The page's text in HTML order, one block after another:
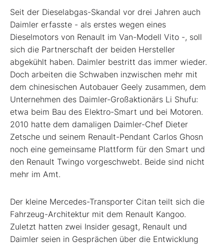
Seit der Dieselabgas-Skandal vor drei Jahren auch
Daimler erfasste - als erstes wegen eines
Dieselmotors von Renault im Van-Modell Vito -, soll
sich die Partnerschaft der beiden Hersteller
abgekühlt haben. Daimler bestritt das immer wieder.
Doch arbeiten die Schwaben inzwischen mehr mit
dem chinesischen Autobauer Geely zusammen, dem
Unternehmen des Daimler-Großaktionärs Li Shufu:
etwa beim Bau des Elektro-Smart und bei Motoren.
2010 hatte dem damaligen Daimler-Chef Dieter
Zetsche und seinem Renault-Pendant Carlos Ghosn
noch eine gemeinsame Plattform für den Smart und
den Renault Twingo vorgeschwebt. Beide sind nicht
mehr im Amt.
Der kleine Mercedes-Transporter Citan teilt sich die
Fahrzeug-Architektur mit dem Renault Kangoo.
Zuletzt hatten zwei Insider gesagt, Renault und
Daimler seien in Gesprächen über die Entwicklung